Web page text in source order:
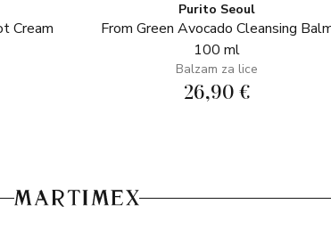
Cream
Purito Seoul
From Green Avocado Cleansing
100 ml
Balzam za lice
26,90 €